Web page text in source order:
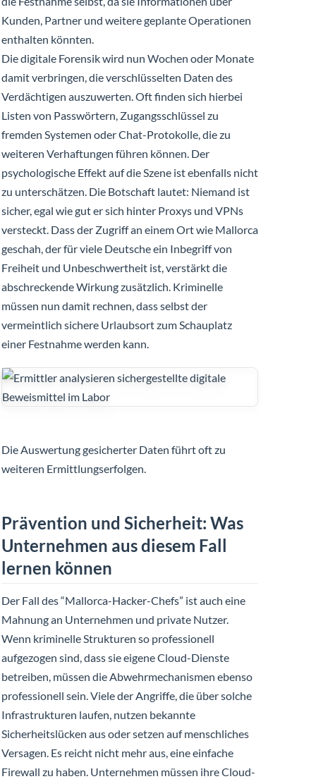
Kunden, Partner und weitere geplante Operationen
enthalten könnten.
Die digitale Forensik wird nun Wochen oder Monate
damit verbringen, die verschlüsselten Daten des
Verdächtigen auszuwerten. Oft finden sich hierbei
Listen von Passwörtern, Zugangsschlüssel zu
fremden Systemen oder Chat-Protokolle, die zu
weiteren Verhaftungen führen können. Der
psychologische Effekt auf die Szene ist ebenfalls nicht
zu unterschätzen. Die Botschaft lautet: Niemand ist
sicher, egal wie gut er sich hinter Proxys und VPNs
versteckt. Dass der Zugriff an einem Ort wie Mallorca
geschah, der für viele Deutsche ein Inbegriff von
Freiheit und Unbeschwertheit ist, verstärkt die
abschreckende Wirkung zusätzlich. Kriminelle
müssen nun damit rechnen, dass selbst der
vermeintlich sichere Urlaubsort zum Schauplatz
einer Festnahme werden kann.
Die Auswertung gesicherter Daten führt oft zu
weiteren Ermittlungserfolgen.
Prävention und Sicherheit: Was
Unternehmen aus diesem Fall
lernen können
Der Fall des “Mallorca-Hacker-Chefs” ist auch eine
Mahnung an Unternehmen und private Nutzer.
Wenn kriminelle Strukturen so professionell
aufgezogen sind, dass sie eigene Cloud-Dienste
betreiben, müssen die Abwehrmechanismen ebenso
professionell sein. Viele der Angriffe, die über solche
Infrastrukturen laufen, nutzen bekannte
Sicherheitslücken aus oder setzen auf menschliches
Versagen. Es reicht nicht mehr aus, eine einfache
Firewall zu haben. Unternehmen müssen ihre Cloud-